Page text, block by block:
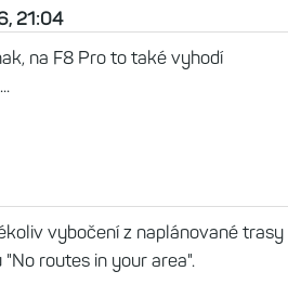
21:04
na F8 Pro to také vyhodí
vybočení z naplánované trasy
routes in your area".